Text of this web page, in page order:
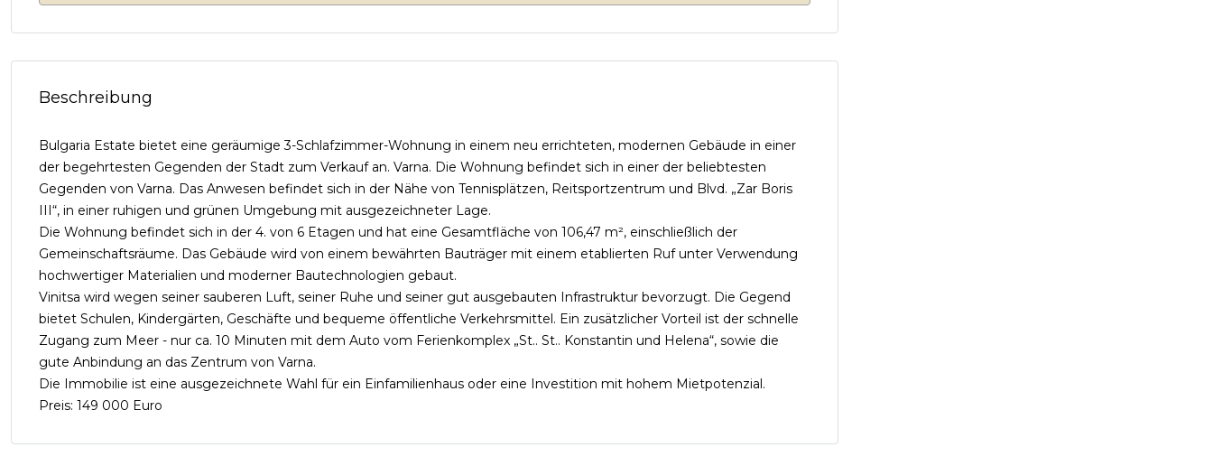
Beschreibung
Bulgaria Estate bietet eine geräumige 3-Schlafzimmer-Wohnung in einem neu errichteten, modernen Gebäude in einer
der begehrtesten Gegenden der Stadt zum Verkauf an. Varna. Die Wohnung befindet sich in einer der beliebtesten
Gegenden von Varna. Das Anwesen befindet sich in der Nähe von Tennisplätzen, Reitsportzentrum und Blvd. „Zar Boris
III“, in einer ruhigen und grünen Umgebung mit ausgezeichneter Lage.
Die Wohnung befindet sich in der 4. von 6 Etagen und hat eine Gesamtfläche von 106,47 m², einschließlich der
Gemeinschaftsräume. Das Gebäude wird von einem bewährten Bauträger mit einem etablierten Ruf unter Verwendung
hochwertiger Materialien und moderner Bautechnologien gebaut.
Vinitsa wird wegen seiner sauberen Luft, seiner Ruhe und seiner gut ausgebauten Infrastruktur bevorzugt. Die Gegend
bietet Schulen, Kindergärten, Geschäfte und bequeme öffentliche Verkehrsmittel. Ein zusätzlicher Vorteil ist der schnelle
Zugang zum Meer - nur ca. 10 Minuten mit dem Auto vom Ferienkomplex „St.. St.. Konstantin und Helena“, sowie die
gute Anbindung an das Zentrum von Varna.
Die Immobilie ist eine ausgezeichnete Wahl für ein Einfamilienhaus oder eine Investition mit hohem Mietpotenzial.
Preis: 149 000 Euro